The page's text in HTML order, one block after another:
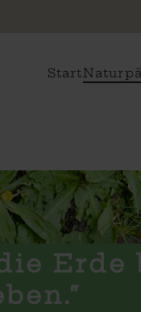
Start
Erde